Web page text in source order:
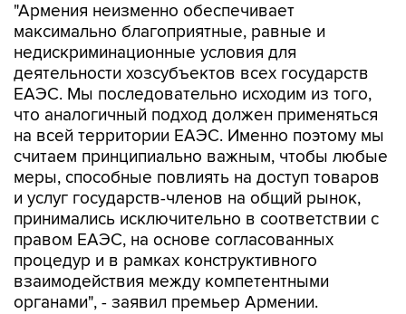
"Армения неизменно обеспечивает
максимально благоприятные, равные и
недискриминационные условия для
деятельности хозсубъектов всех государств
ЕАЭС. Мы последовательно исходим из того,
что аналогичный подход должен применяться
на всей территории ЕАЭС. Именно поэтому мы
считаем принципиально важным, чтобы любые
меры, способные повлиять на доступ товаров
и услуг государств-членов на общий рынок,
принимались исключительно в соответствии с
правом ЕАЭС, на основе согласованных
процедур и в рамках конструктивного
взаимодействия между компетентными
органами", - заявил премьер Армении.